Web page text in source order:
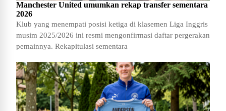
Manchester United umumkan rekap transfer sementara
2026
Klub yang menempati posisi ketiga di klasemen Liga Inggris
musim 2025/2026 ini resmi mengonfirmasi daftar pergerakan
pemainnya. Rekapitulasi sementara